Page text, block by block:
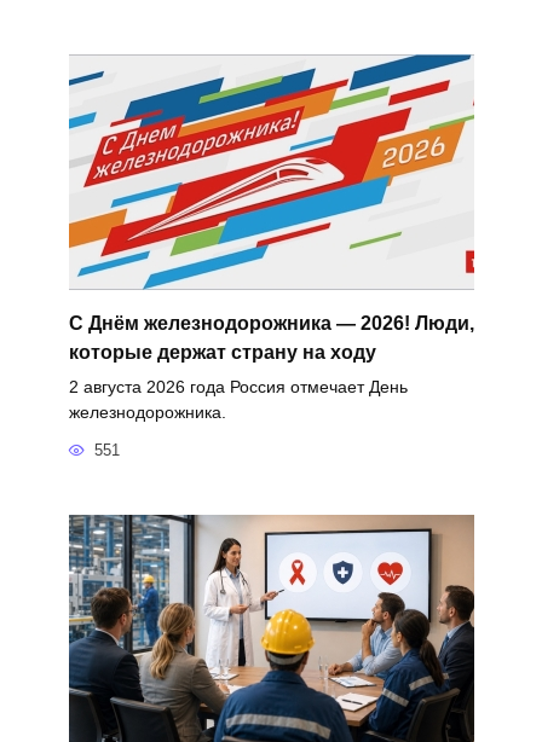
С Днём железнодорожника — 2026! Люди,
которые держат страну на ходу
2 августа 2026 года Россия отмечает День
железнодорожника.
551